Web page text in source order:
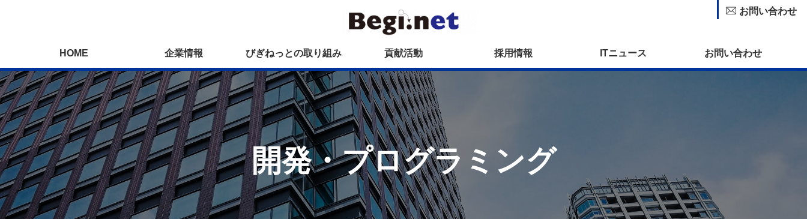
HOME 企業情報 びぎねっとの取り組み 貢献活動 採用情報 ITニュース お問い合わせ
お問い合わせ
開発・プログラミング